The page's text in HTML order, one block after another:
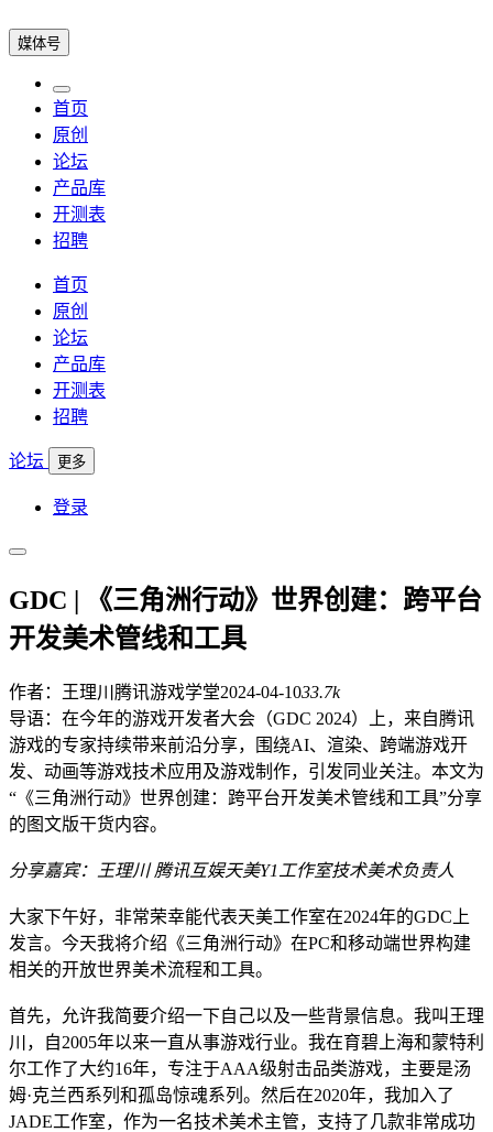
媒体号
首页
原创
论坛
产品库
开测表
招聘
首页
原创
论坛
产品库
开测表
招聘
论坛 更多
登录
GDC | 《三角洲行动》世界创建：跨平台
开发美术管线和工具
作者：王理川 腾讯游戏学堂2024-04-1033.7k
导语：在今年的游戏开发者大会（GDC 2024）上，来自腾讯
游戏的专家持续带来前沿分享，围绕AI、渲染、跨端游戏开
发、动画等游戏技术应用及游戏制作，引发同业关注。本文为
“《三角洲行动》世界创建：跨平台开发美术管线和工具”分享
的图文版干货内容。
分享嘉宾：王理川 腾讯互娱天美Y1工作室技术美术负责人
大家下午好，非常荣幸能代表天美工作室在2024年的GDC上
发言。今天我将介绍《三角洲行动》在PC和移动端世界构建
相关的开放世界美术流程和工具。
首先，允许我简要介绍一下自己以及一些背景信息。我叫王理
川，自2005年以来一直从事游戏行业。我在育碧上海和蒙特利
尔工作了大约16年，专注于AAA级射击品类游戏，主要是汤
姆·克兰西系列和孤岛惊魂系列。然后在2020年，我加入了
JADE工作室，作为一名技术美术主管，支持了几款非常成功